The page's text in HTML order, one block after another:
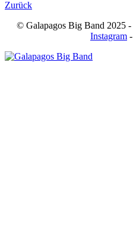
Zurück
© Galapagos Big Band 2025 -
Instagram -